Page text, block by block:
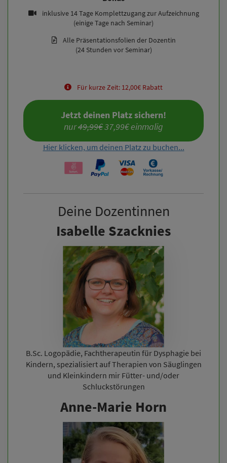
inklusive 14 Tage Komplettzugang zur Aufzeichnung
(einige Tage nach Seminar)
Alle Präsentationsfolien der Dozentin
(24 Stunden vor Seminar)
Für kurze Zeit: 12,00€ Rabatt
Jetzt deinen Platz sichern!
nur 49,99€ 37,99€ einmalig
Hier klicken, um deinen Platz zu buchen...
Deine Dozentinnen
Isabelle Szacknies
B.Sc. Logopädie, Fachtherapeutin für Dysphagie bei
Kindern, spezialisiert auf Therapien von Säuglingen
und Kleinkindern mir Fütter- und/oder
Schluckstörungen
Anne-Marie Horn